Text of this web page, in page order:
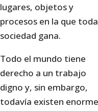
lugares, objetos y
procesos en la que
sociedad gana.
Todo el mundo tiene
derecho a un trabajo
digno y, sin embargo,
todavía existen